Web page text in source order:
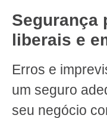
Segurança
liberais e
Erros e
um seguro
seu negócio